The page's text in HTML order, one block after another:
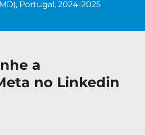
Portugal, 2024-2025
a
no Linkedin